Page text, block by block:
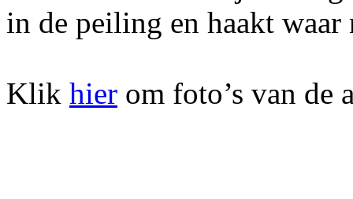
in de peiling en haakt
Klik hier om foto’s van de